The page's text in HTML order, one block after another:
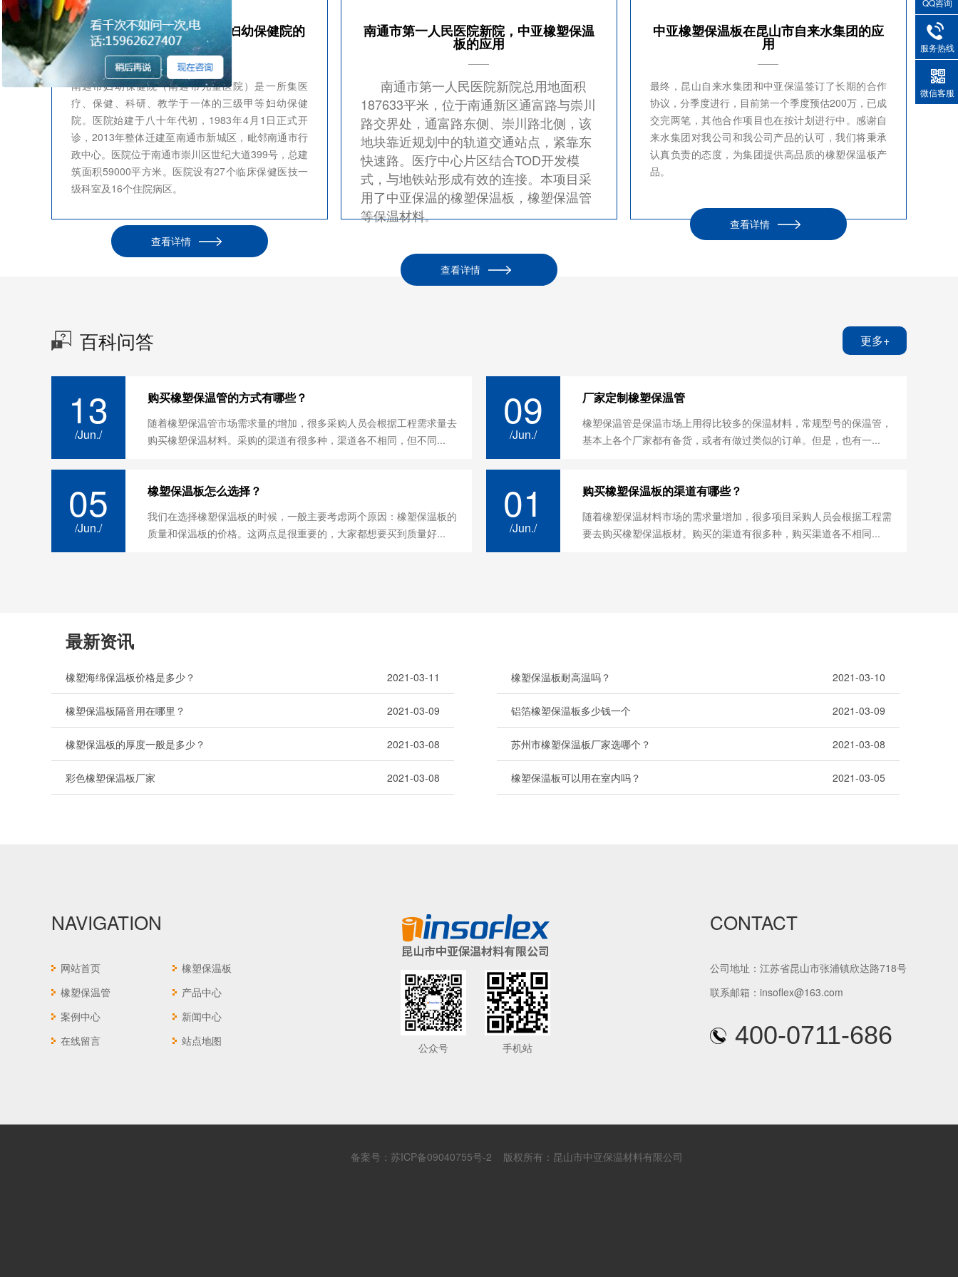
中亚橡塑保温材料在南通市妇幼保健院的
应用
南通市妇幼保健院（南通市儿童医院）是一所集医
疗、保健、科研、教学于一体的三级甲等妇幼保健
院。医院始建于八十年代初，1983年4月1日正式开
诊，2013年整体迁建至南通市新城区，毗邻南通市行
政中心。医院位于南通市崇川区世纪大道399号，总建
筑面积59000平方米。医院设有27个临床保健医技一
级科室及16个住院病区。
查看详情
南通市第一人民医院新院，中亚橡塑保温
板的应用
南通市第一人民医院新院总用地面积
187633平米，位于南通新区通富路与崇川
路交界处，通富路东侧、崇川路北侧，该
地块靠近规划中的轨道交通站点，紧靠东
快速路。医疗中心片区结合TOD开发模
式，与地铁站形成有效的连接。本项目采
用了中亚保温的橡塑保温板，橡塑保温管
等保温材料。
查看详情
中亚橡塑保温板在昆山市自来水集团的应
用
最终，昆山自来水集团和中亚保温签订了长期的合作
协议，分季度进行，目前第一个季度预估200万，已成
交完两笔，其他合作项目也在按计划进行中。感谢自
来水集团对我公司和我公司产品的认可，我们将秉承
认真负责的态度，为集团提供高品质的橡塑保温板产
品。
查看详情
百科问答 更多+
13
/Jun./
购买橡塑保温管的方式有哪些？
随着橡塑保温管市场需求量的增加，很多采购人员会根据工程需求量去
购买橡塑保温材料。采购的渠道有很多种，渠道各不相同，但不同...
09
/Jun./
厂家定制橡塑保温管
橡塑保温管是保温市场上用得比较多的保温材料，常规型号的保温管，
基本上各个厂家都有备货，或者有做过类似的订单。但是，也有一...
05
/Jun./
橡塑保温板怎么选择？
我们在选择橡塑保温板的时候，一般主要考虑两个原因：橡塑保温板的
质量和保温板的价格。这两点是很重要的，大家都想要买到质量好...
01
/Jun./
购买橡塑保温板的渠道有哪些？
随着橡塑保温材料市场的需求量增加，很多项目采购人员会根据工程需
要去购买橡塑保温板材。购买的渠道有很多种，购买渠道各不相同...
最新资讯
橡塑海绵保温板价格是多少？ 2021-03-11 橡塑保温板耐高温吗？ 2021-03-10
橡塑保温板隔音用在哪里？ 2021-03-09 铝箔橡塑保温板多少钱一个 2021-03-09
橡塑保温板的厚度一般是多少？ 2021-03-08 苏州市橡塑保温板厂家选哪个？ 2021-03-08
彩色橡塑保温板厂家 2021-03-08 橡塑保温板可以用在室内吗？ 2021-03-05
NAVIGATION
网站首页
橡塑保温板
橡塑保温管
产品中心
案例中心
新闻中心
在线留言
站点地图 公众号 手机站
CONTACT
公司地址：江苏省昆山市张浦镇欣达路718号
联系邮箱：insoflex@163.com
400-0711-686
备案号： 苏ICP备09040755号-2 版权所有：昆山市中亚保温材料有限公司
QQ咨询
服务热线
微信客服